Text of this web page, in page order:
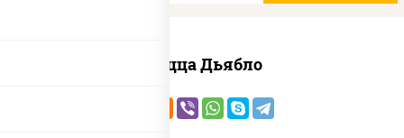
Пицца Дьябло